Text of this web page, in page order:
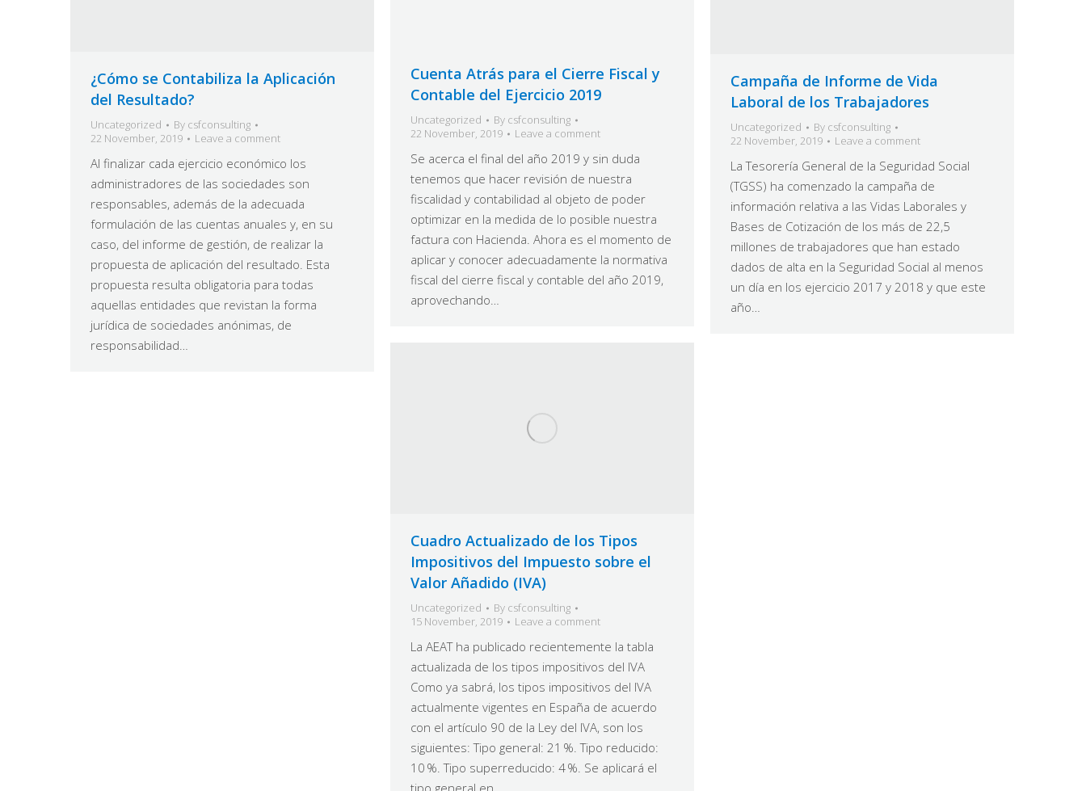
Cuenta Atrás para el Cierre Fiscal y
Contable del Ejercicio 2019
Uncategorized By csfconsulting
22 November, 2019
Leave a comment
Se acerca el final del año 2019 y sin duda
tenemos que hacer revisión de nuestra
fiscalidad y contabilidad al objeto de poder
optimizar en la medida de lo posible nuestra
factura con Hacienda. Ahora es el momento de
aplicar y conocer adecuadamente la normativa
fiscal del cierre fiscal y contable del año 2019,
aprovechando…
Campaña de Informe de Vida
Laboral de los Trabajadores
Uncategorized By csfconsulting
22 November, 2019
Leave a comment
La Tesorería General de la Seguridad Social
(TGSS) ha comenzado la campaña de
información relativa a las Vidas Laborales y
Bases de Cotización de los más de 22,5
millones de trabajadores que han estado
dados de alta en la Seguridad Social al menos
un día en los ejercicio 2017 y 2018 y que este
año…
¿Cómo se Contabiliza la Aplicación
del Resultado?
Uncategorized By csfconsulting
22 November, 2019
Leave a comment
Al finalizar cada ejercicio económico los
administradores de las sociedades son
responsables, además de la adecuada
formulación de las cuentas anuales y, en su
caso, del informe de gestión, de realizar la
propuesta de aplicación del resultado. Esta
propuesta resulta obligatoria para todas
aquellas entidades que revistan la forma
jurídica de sociedades anónimas, de
responsabilidad…
Cuadro Actualizado de los Tipos
Impositivos del Impuesto sobre el
Valor Añadido (IVA)
Uncategorized By csfconsulting
15 November, 2019
Leave a comment
La AEAT ha publicado recientemente la tabla
actualizada de los tipos impositivos del IVA
Como ya sabrá, los tipos impositivos del IVA
actualmente vigentes en España de acuerdo
con el artículo 90 de la Ley del IVA, son los
siguientes: Tipo general: 21 %. Tipo reducido:
10 %. Tipo superreducido: 4 %. Se aplicará el